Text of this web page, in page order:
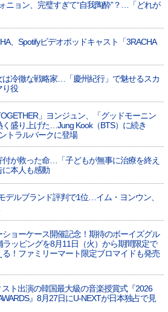
ニョン、完璧すぎて“自我陶酔”？…「どれが
、Spotifyビデオポッドキャスト「3RACHA
は冷徹な戦略家…「慶州紀行」で魅せるスカ
り役
」ヨンジュン、「グッドモーニン
盛り上げた…Jung Kook（BTS）に続き
トラルパークに登場
付が救った命…「子どもが無事に治療を終え
に本人も感動
デルブランド評判で1位…イム・ヨンウン、
ショーケース開催記念！期待のボーイズグル
ラッピングを8月11日（火）から期間限定で
！ファミリーマート限定ブロマイドも発売
ト出演の韓国最大級の音楽授賞式『2026
』8月27日にU-NEXTが日本独占で見